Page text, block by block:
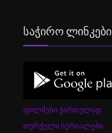
Საჭირო Ლინკები
ფილმები ქართულად
თურქული სერიალები